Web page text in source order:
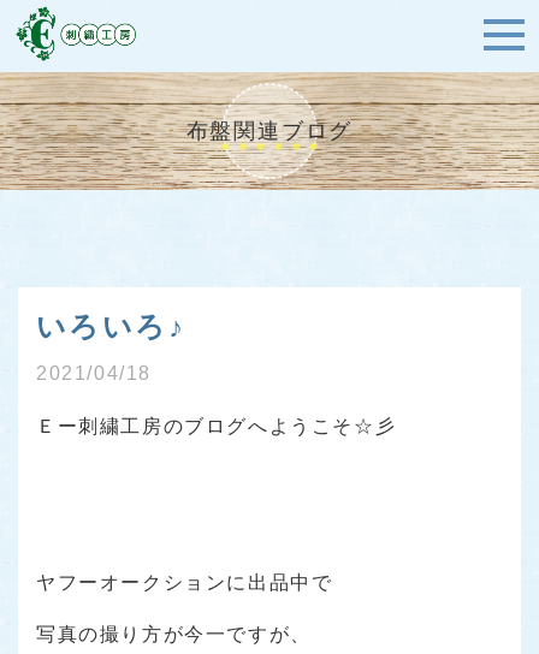
布盤関連ブログ
いろいろ♪
2021/04/18
Ｅー刺繍工房のブログへようこそ☆彡
ヤフーオークションに出品中で
写真の撮り方が今一ですが、